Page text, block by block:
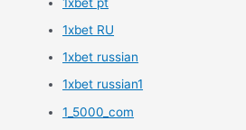
1xbet RU
1xbet russian
1xbet russian1
1_5000_com